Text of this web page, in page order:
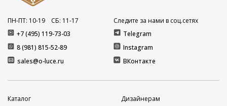
+7 (495) 119-73-03
8 (981) 815-52-89
ПН-ПТ: 10-19 СБ: 11-17
sales@o-luce.ru
Следите за нами в соц.сетях
Telegram
Instagram
ВКонтакте
Каталог
Дизайнерам